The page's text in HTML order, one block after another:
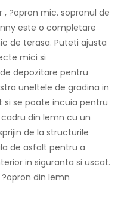
?opron mic. sopronul de
este o completare
de terasa. Puteti ajusta
mici si
depozitare pentru
uneltele de gradina in
se poate incuia pentru
din lemn cu un
de la structurile
de asfalt pentru a
in siguranta si uscat.
din lemn